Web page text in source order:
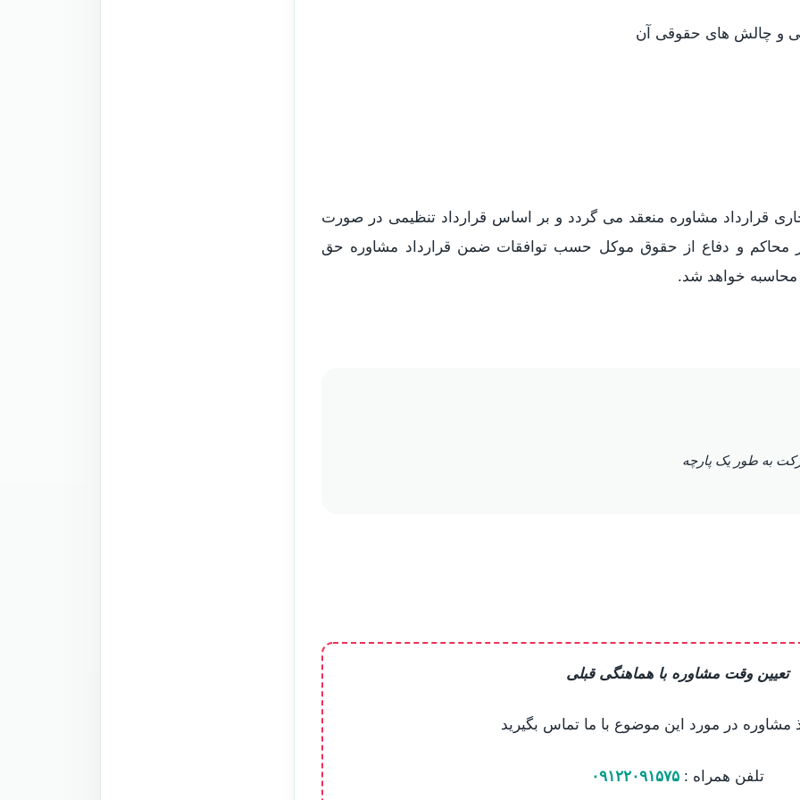
و چالش های حقوقی آن
قرارداد مشاوره منعقد می گردد و بر اساس قرارداد تنظیمی در صورت
محاکم و دفاع از حقوق موکل حسب توافقات ضمن قرارداد مشاوره حق
محاسبه خواهد شد.
به طور یک پارچه
تعیین وقت مشاوره با هماهنگی قبلی
در مورد این موضوع با ما تماس بگیرید
تلفن همراه : ۰۹۱۲۲۰۹۱۵۷۵